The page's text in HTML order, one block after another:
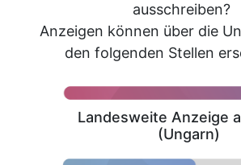
ausschreiben?
Anzeigen können über die
den folgenden Stellen
Landesweite Anzeige
(Ungarn)